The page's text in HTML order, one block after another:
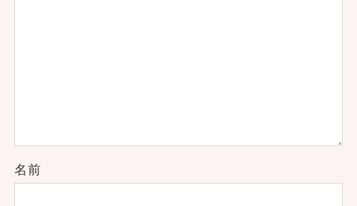
名前